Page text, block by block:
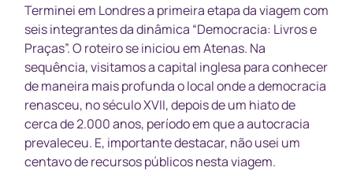
Terminei em Londres a primeira etapa da viagem com
seis integrantes da dinâmica “Democracia: Livros e
Praças”. O roteiro se iniciou em Atenas. Na
sequência, visitamos a capital inglesa para conhecer
de maneira mais profunda o local onde a democracia
renasceu, no século XVII, depois de um hiato de
cerca de 2.000 anos, período em que a autocracia
prevaleceu. E, importante destacar, não usei um
centavo de recursos públicos nesta viagem.